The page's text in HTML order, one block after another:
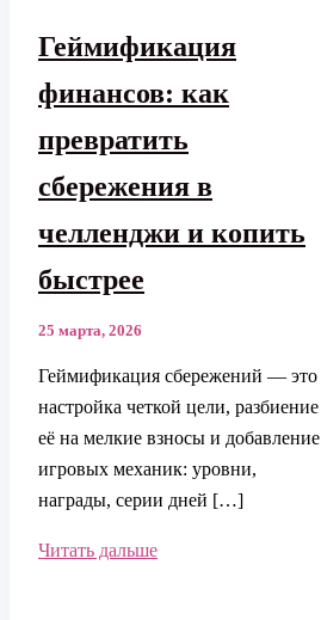
Геймификация
финансов: как
превратить
сбережения в
челленджи и копить
быстрее
25 марта, 2026
Геймификация сбережений — это
настройка четкой цели, разбиение
её на мелкие взносы и добавление
игровых механик: уровни,
награды, серии дней […]
Геймификация
Читать дальше